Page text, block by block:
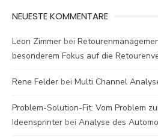
NEUESTE KOMMENTARE
Leon Zimmer bei
besonderem Fokus auf die
Rene Felder bei Multi Channel
Problem-Solution-Fit: Vom Problem
Ideensprinter bei Analyse des